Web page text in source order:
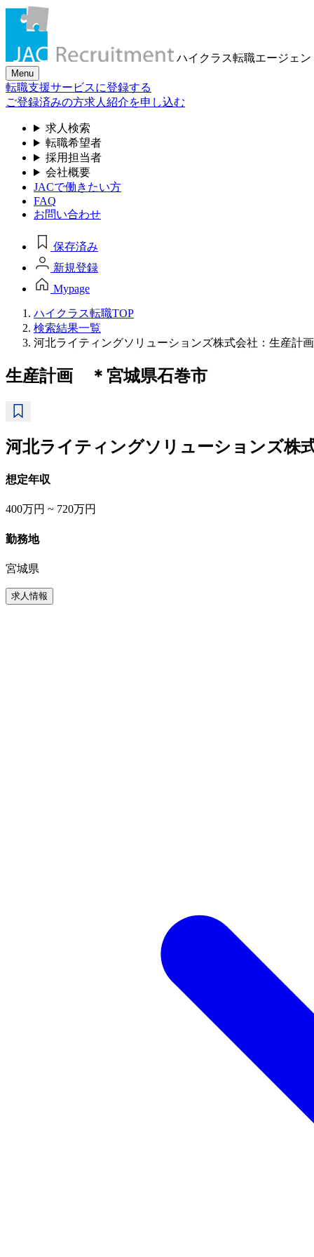
ハイクラス転職エージェン
Menu
転職支援サービスに登録する
ご登録済みの方求人紹介を申し込む
求人検索
転職希望者
採用担当者
会社概要
JACで働きたい方
FAQ
お問い合わせ
保存済み
新規登録
Mypage
ハイクラス転職TOP
検索結果一覧
河北ライティングソリューションズ株式会社：生産計
生産計画 ＊宮城県石巻市
河北ライティングソリューションズ株
想定年収
400万円 ~ 720万円
勤務地
宮城県
求人情報